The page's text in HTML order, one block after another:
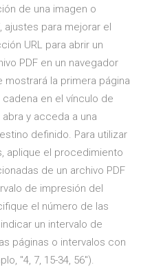
de una imagen o
para mejorar el
URL para abrir un
PDF en un navegador
la primera página
cadena en el vínculo de
abra y acceda a una
definido. Para utilizar
aplique el procedimiento
de un archivo PDF
de impresión del
el número de las
un intervalo de
páginas o intervalos con
"4, 7, 15-34, 56").